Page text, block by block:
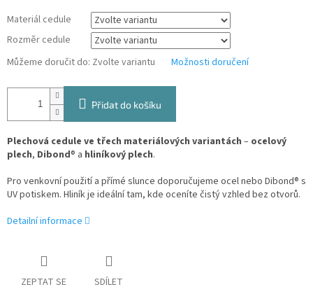
Materiál cedule
Rozměr cedule
Můžeme doručit do: Zvolte variantu Možnosti doručení
Přidat do košíku
Plechová cedule ve třech materiálových variantách – ocelový
plech, Dibond® a hliníkový plech.
Pro venkovní použití a přímé slunce doporučujeme ocel nebo Dibond® s
UV potiskem. Hliník je ideální tam, kde oceníte čistý vzhled bez otvorů.
Detailní informace
ZEPTAT SE SDÍLET